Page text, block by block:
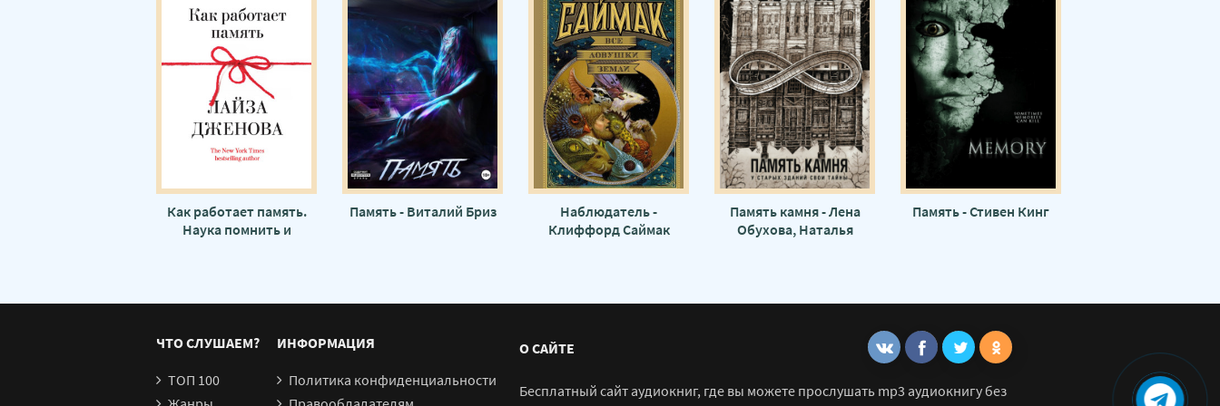
Как работает память.
Наука помнить и
Память - Виталий Бриз
Наблюдатель -
Клиффорд Саймак
Память камня - Лена
Обухова, Наталья
Память - Стивен Кинг
ЧТО СЛУШАЕМ?
ТОП 100
ИНФОРМАЦИЯ
Политика конфиденциальности
О САЙТЕ
Бесплатный сайт аудиокниг, где вы можете прослушать mp3 аудиокнигу без